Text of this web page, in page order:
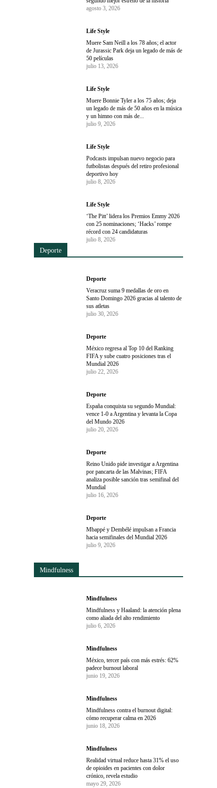
agosto 3, 2026
Life Style
Muere Sam Neill a los 78 años; el actor
de Jurassic Park deja un legado de más de
50 películas
julio 13, 2026
Life Style
Muere Bonnie Tyler a los 75 años; deja
un legado de más de 50 años en la música
y un himno con más de...
julio 9, 2026
Life Style
Podcasts impulsan nuevo negocio para
futbolistas después del retiro profesional
deportivo hoy
julio 8, 2026
Life Style
‘The Pitt’ lidera los Premios Emmy 2026
con 25 nominaciones; ‘Hacks’ rompe
récord con 24 candidaturas
julio 8, 2026
Deporte
Deporte
Veracruz suma 9 medallas de oro en
Santo Domingo 2026 gracias al talento de
sus atletas
julio 30, 2026
Deporte
México regresa al Top 10 del Ranking
FIFA y sube cuatro posiciones tras el
Mundial 2026
julio 22, 2026
Deporte
España conquista su segundo Mundial:
vence 1-0 a Argentina y levanta la Copa
del Mundo 2026
julio 20, 2026
Deporte
Reino Unido pide investigar a Argentina
por pancarta de las Malvinas; FIFA
analiza posible sanción tras semifinal del
Mundial
julio 16, 2026
Deporte
Mbappé y Dembélé impulsan a Francia
hacia semifinales del Mundial 2026
julio 9, 2026
Mindfulness
Mindfulness
Mindfulness y Haaland: la atención plena
como aliada del alto rendimiento
julio 6, 2026
Mindfulness
México, tercer país con más estrés: 62%
padece burnout laboral
junio 19, 2026
Mindfulness
Mindfulness contra el burnout digital:
cómo recuperar calma en 2026
junio 18, 2026
Mindfulness
Realidad virtual reduce hasta 31% el uso
de opioides en pacientes con dolor
crónico, revela estudio
mayo 29, 2026